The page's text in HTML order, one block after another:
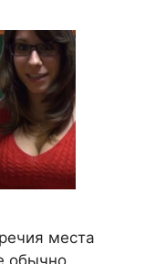
места
обычно